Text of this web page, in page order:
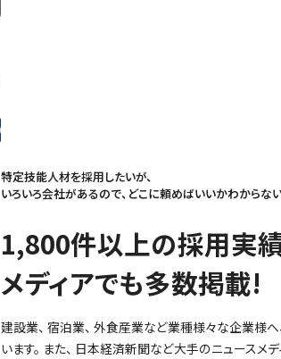
特定技能人材を採用したいが、
いろいろ会社があるので、どこに頼めばいいかわからな
1,800件以上の採用実
メディアでも多数掲載!
建設業、 宿泊業、 外食産業など業種様々な企業様
います。 また、 日本経済新聞など大手のニュースメ